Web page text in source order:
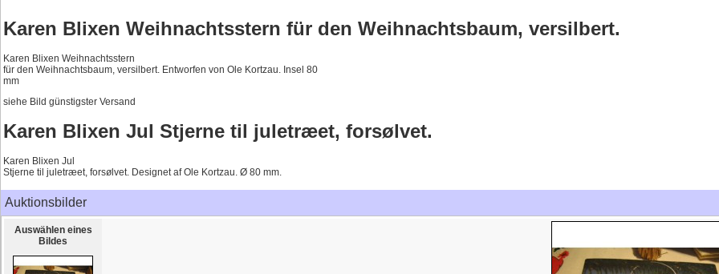
Karen Blixen Weihnachtsstern für den Weihnachtsbaum, versilbert.
Karen Blixen Weihnachtsstern
für den Weihnachtsbaum, versilbert. Entworfen von Ole Kortzau. Insel 80
mm
siehe Bild günstigster Versand
Karen Blixen Jul Stjerne til juletræet, forsølvet.
Karen Blixen Jul
Stjerne til juletræet, forsølvet. Designet af Ole Kortzau. Ø 80 mm.
Auktionsbilder
Auswählen eines
Bildes